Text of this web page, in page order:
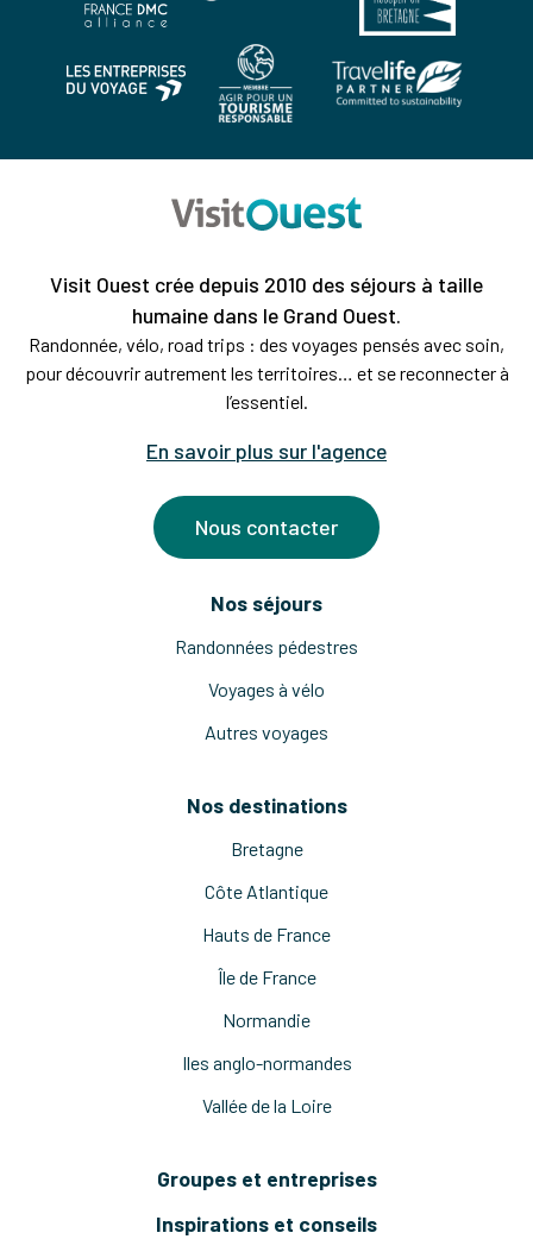
Visit Ouest crée depuis 2010 des séjours à taille
humaine dans le Grand Ouest.
Randonnée, vélo, road trips : des voyages pensés avec soin,
pour découvrir autrement les territoires… et se reconnecter à
l’essentiel.
En savoir plus sur l'agence
Nous contacter
Nos séjours
Randonnées pédestres
Voyages à vélo
Autres voyages
Nos destinations
Bretagne
Côte Atlantique
Hauts de France
Île de France
Normandie
Iles anglo-normandes
Vallée de la Loire
Groupes et entreprises
Inspirations et conseils